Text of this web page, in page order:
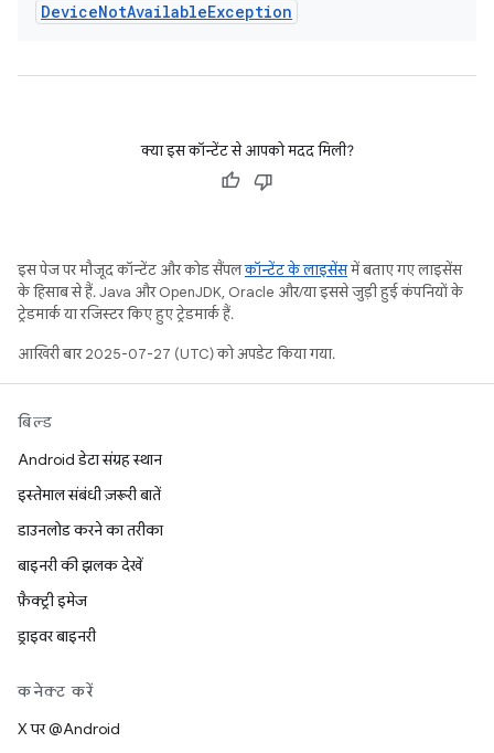
DeviceNotAvailableException
क्या इस कॉन्टेंट से आपको मदद मिली?
इस पेज पर मौजूद कॉन्टेंट और कोड सैंपलकॉन्टेंट के लाइसेंसमें बताए गए लाइसेंस
के हिसाब से हैं. Java और OpenJDK, Oracle और/या इससे जुड़ी हुई कंपनियों के
ट्रेडमार्क या रजिस्टर किए हुए ट्रेडमार्क हैं.
आखिरी बार 2025-07-27 (UTC) को अपडेट किया गया.
बिल्ड
Android डेटा संग्रह स्थान
इस्तेमाल संबंधी ज़रूरी बातें
डाउनलोड करने का तरीका
बाइनरी की झलक देखें
फ़ैक्ट्री इमेज
ड्राइवर बाइनरी
कनेक्ट करें
X पर @Android